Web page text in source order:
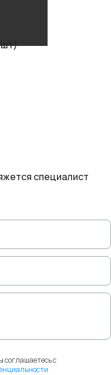
шт)
специалист
соглашаетесь с